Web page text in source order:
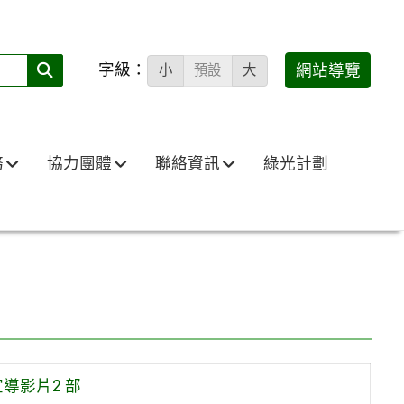
搜
填)：
字級： 小 預設 大 網站導覽
協力團體 聯絡資訊 綠光計劃
影片2 部